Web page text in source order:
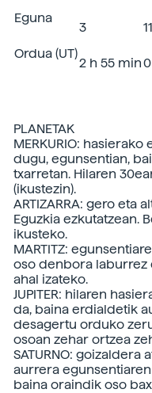
Eguna
3 11
Ordua (UT)
2 h 55 min
PLANETAK
MERKURIO:
dugu, egunsentian,
txarretan. Hilaren
(ikustezin).
ARTIZARRA: gero eta
Eguzkia ezkutatzean.
ikusteko.
MARTITZ:
oso denbora laburrez
ahal izateko.
JUPITER: hilaren
da, baina erdialdetik
desagertu orduko
osoan zehar ortzea
SATURNO:
aurrera
baina oraindik oso